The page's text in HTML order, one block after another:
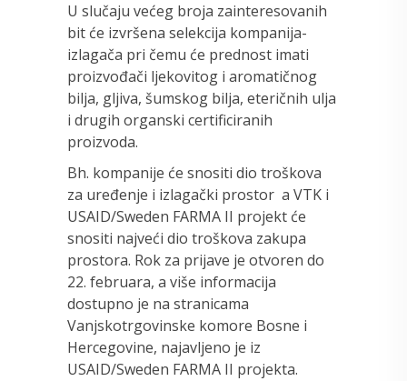
U slučaju većeg broja zainteresovanih
bit će izvršena selekcija kompanija-
izlagača pri čemu će prednost imati
proizvođači ljekovitog i aromatičnog
bilja, gljiva, šumskog bilja, eteričnih ulja
i drugih organski certificiranih
proizvoda.
Bh. kompanije će snositi dio troškova
za uređenje i izlagački prostor a VTK i
USAID/Sweden FARMA II projekt će
snositi najveći dio troškova zakupa
prostora. Rok za prijave je otvoren do
22. februara, a više informacija
dostupno je na stranicama
Vanjskotrgovinske komore Bosne i
Hercegovine, najavljeno je iz
USAID/Sweden FARMA II projekta.